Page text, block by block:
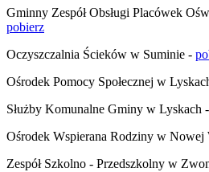
Gminny Zespół Obsługi Placówek
pobierz
Oczyszczalnia Ścieków w Suminie -
Ośrodek Pomocy Społecznej w
Służby Komunalne Gminy w Lyskach -
Ośrodek Wspierana Rodziny w Nowej
Zespół Szkolno - Przedszkolny w